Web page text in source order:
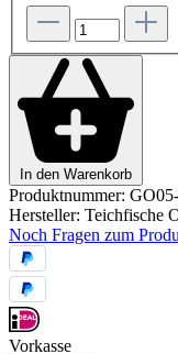
In den Warenkorb
Produktnummer:
Hersteller: Teichfische
Noch Fragen zum
Vorkasse